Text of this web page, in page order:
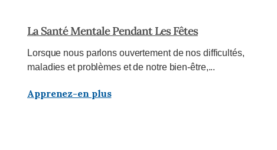
La Santé Mentale Pendant Les Fêtes
Lorsque nous parlons ouvertement de nos difficultés,
maladies et problèmes et de notre bien-être,...
Apprenez-en plus